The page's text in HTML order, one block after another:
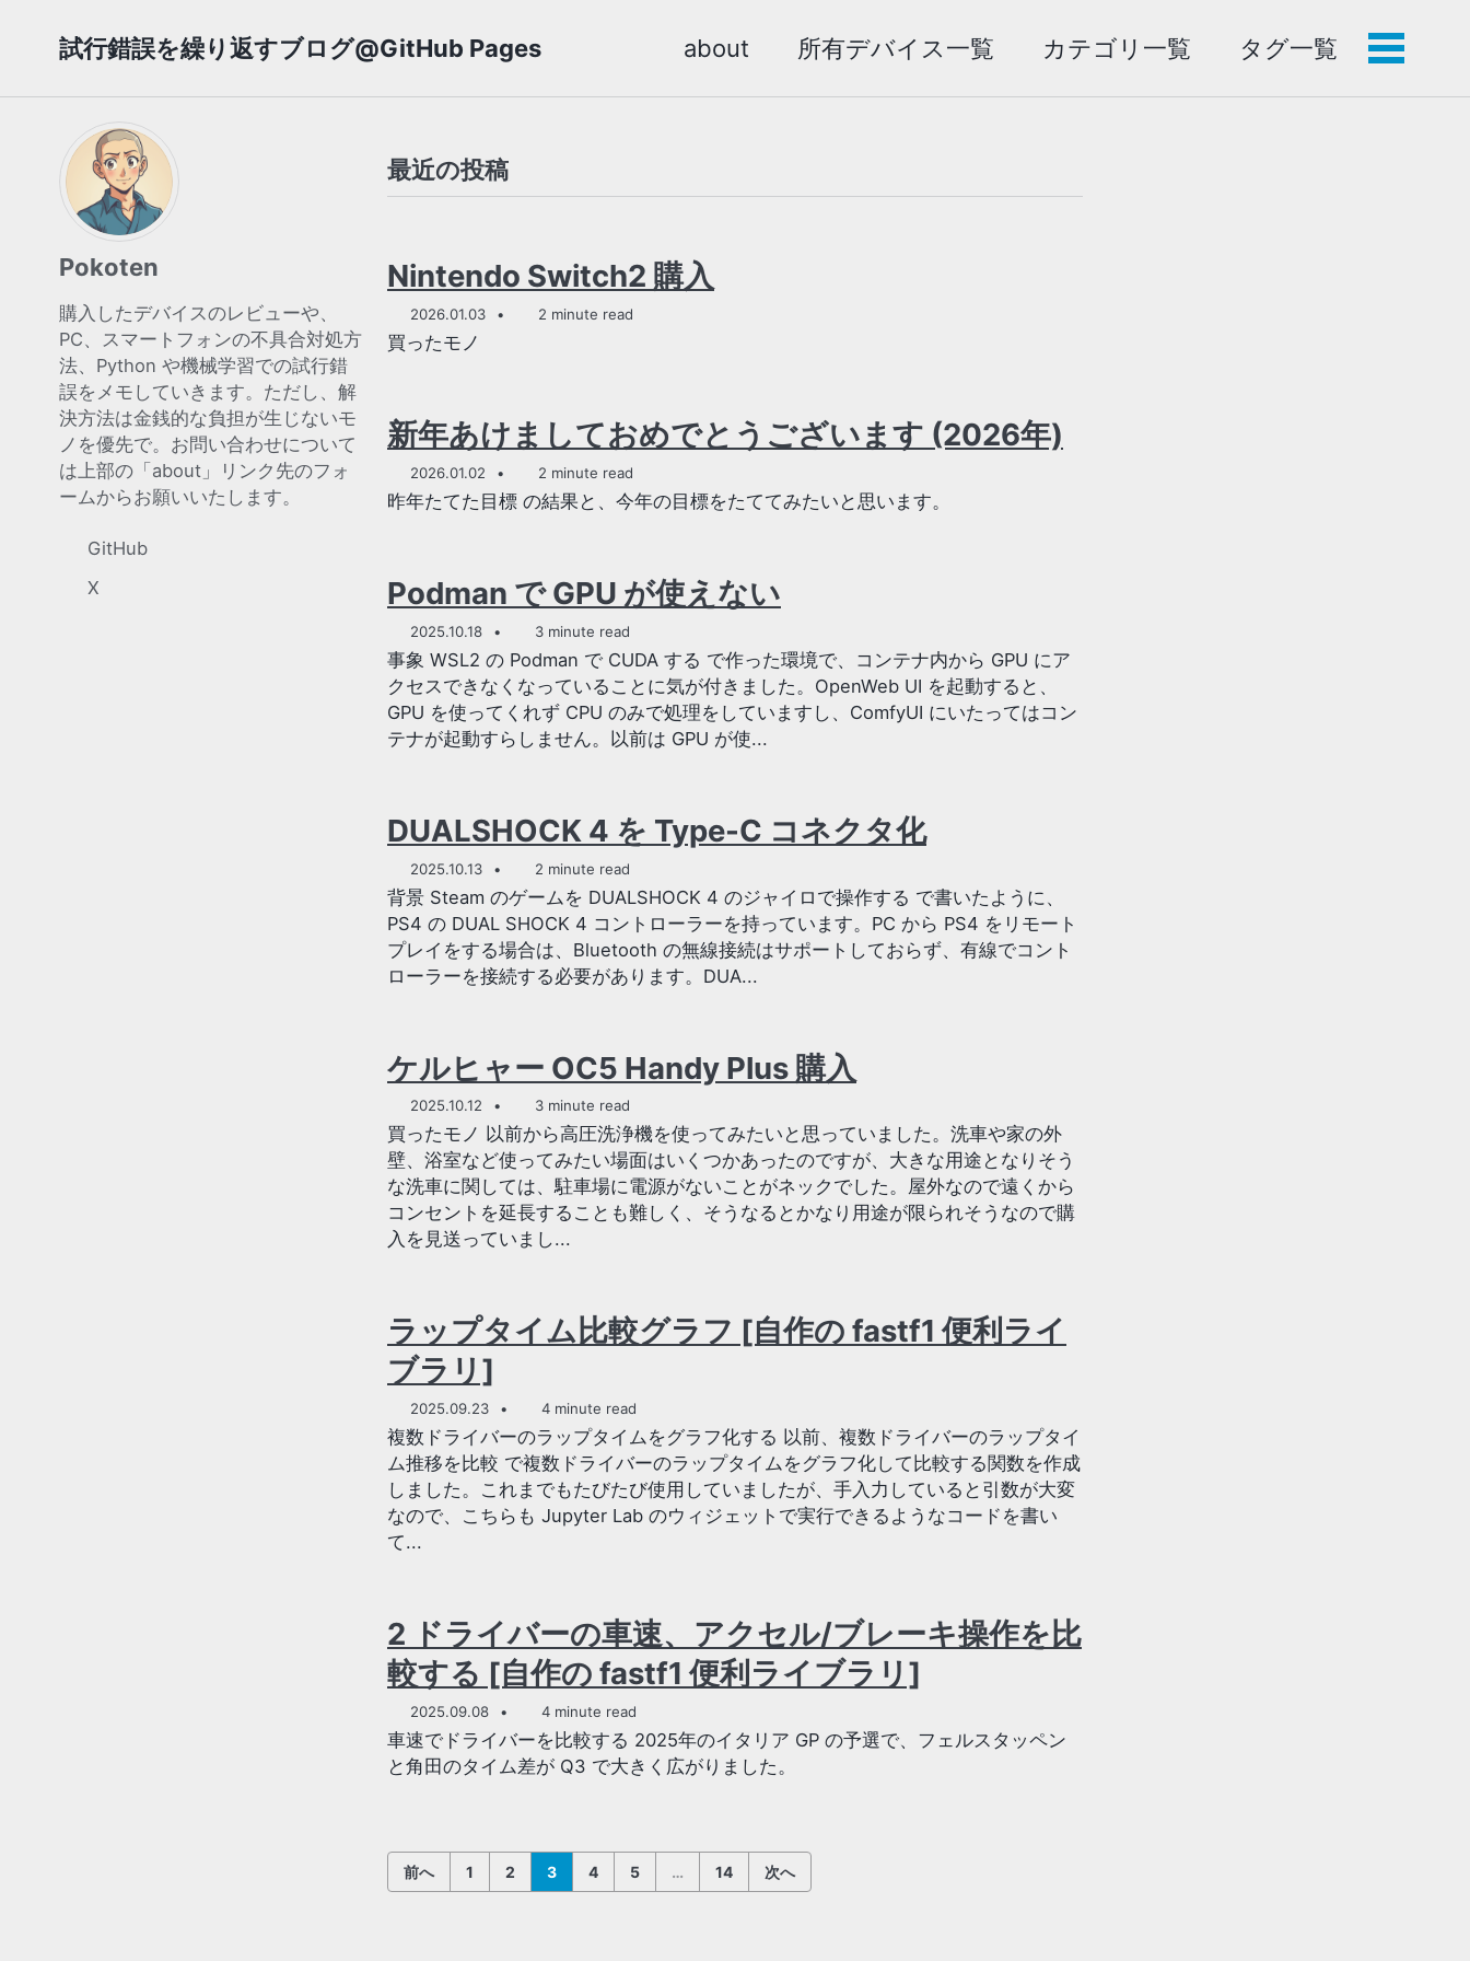
primary
navigation
content
footer
試行錯誤を繰り返すブログ@GitHub Pages about 所有デバイス一覧 カテゴリ一覧 タグ一覧
メ
ニ
Pokoten
購入したデバイスのレビューや、
PC、スマートフォンの不具合対処方
法、Python や機械学習での試行錯
誤をメモしていきます。ただし、解
決方法は金銭的な負担が生じないモ
ノを優先で。お問い合わせについて
は上部の「about」リンク先のフォ
ームからお願いいたします。
GitHub
X
最近の投稿
Nintendo Switch2 購入
2026.01.03 2 minute read
買ったモノ
新年あけましておめでとうございます (2026年)
2026.01.02 2 minute read
昨年たてた目標 の結果と、今年の目標をたててみたいと思います。
Podman で GPU が使えない
2025.10.18 3 minute read
事象 WSL2 の Podman で CUDA する で作った環境で、コンテナ内から GPU にア
クセスできなくなっていることに気が付きました。OpenWeb UI を起動すると、
GPU を使ってくれず CPU のみで処理をしていますし、ComfyUI にいたってはコン
テナが起動すらしません。以前は GPU が使...
DUALSHOCK 4 を Type-C コネクタ化
2025.10.13 2 minute read
背景 Steam のゲームを DUALSHOCK 4 のジャイロで操作する で書いたように、
PS4 の DUAL SHOCK 4 コントローラーを持っています。PC から PS4 をリモート
プレイをする場合は、Bluetooth の無線接続はサポートしておらず、有線でコント
ローラーを接続する必要があります。DUA...
ケルヒャー OC5 Handy Plus 購入
2025.10.12 3 minute read
買ったモノ 以前から高圧洗浄機を使ってみたいと思っていました。洗車や家の外
壁、浴室など使ってみたい場面はいくつかあったのですが、大きな用途となりそう
な洗車に関しては、駐車場に電源がないことがネックでした。屋外なので遠くから
コンセントを延長することも難しく、そうなるとかなり用途が限られそうなので購
入を見送っていまし...
ラップタイム比較グラフ [自作の fastf1 便利ライ
ブラリ]
2025.09.23 4 minute read
複数ドライバーのラップタイムをグラフ化する 以前、複数ドライバーのラップタイ
ム推移を比較 で複数ドライバーのラップタイムをグラフ化して比較する関数を作成
しました。これまでもたびたび使用していましたが、手入力していると引数が大変
なので、こちらも Jupyter Lab のウィジェットで実行できるようなコードを書い
て...
2 ドライバーの車速、アクセル/ブレーキ操作を比
較する [自作の fastf1 便利ライブラリ]
2025.09.08 4 minute read
車速でドライバーを比較する 2025年のイタリア GP の予選で、フェルスタッペン
と角田のタイム差が Q3 で大きく広がりました。
前へ 1 2 3 4 5 … 14 次へ